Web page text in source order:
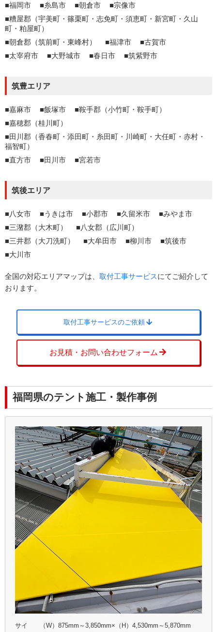
福岡市 糸島市 朝倉市
宗像市
糟屋郡（宇美町・篠栗町・志免町・須恵町・新宮町・久山
町・粕屋町）
朝倉郡（筑前町・東峰村）
福津市
古賀市
太宰府市
大野城市 春日市 筑紫野市
筑豊エリア
嘉麻市 飯塚市
鞍手郡（小竹町・鞍手町）
嘉穂郡（桂川町）
田川郡（香春町・添田町・糸田町・川崎町・大任町・赤村・
福智町）
直方市
田川市 宮若市
筑後エリア
八女市 うきは市 小郡市 久留米市
みやま市
三潴郡（大木町）
八女郡（広川町）
三井郡（大刀洗町）
大牟田市 柳川市
筑後市
大川市
全国の対応エリアマップは、 取付工事サービスにてご紹介して
おります。
取付工事サービスのご依頼
お見積・お問い合わせフォーム
福岡県のテント施工・製作事例
サイ （W）875mm～3,850mm×（H）4,530mm～5,870mm